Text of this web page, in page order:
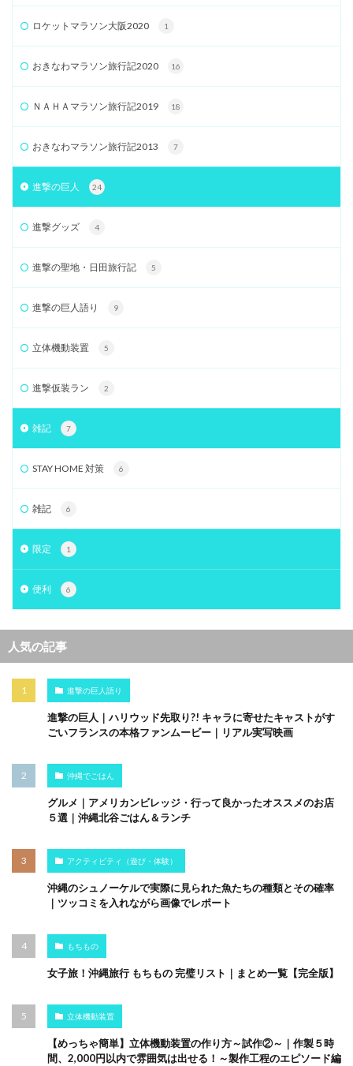
ロケットマラソン大阪2020 1
おきなわマラソン旅行記2020 16
ＮＡＨＡマラソン旅行記2019 18
おきなわマラソン旅行記2013 7
進撃の巨人 24
進撃グッズ 4
進撃の聖地・日田旅行記 5
進撃の巨人語り 9
立体機動装置 5
進撃仮装ラン 2
雑記 7
STAY HOME 対策 6
雑記 6
限定 1
便利 6
人気の記事
進撃の巨人語り
進撃の巨人｜ハリウッド先取り?! キャラに寄せたキャストがす
ごいフランスの本格ファンムービー｜リアル実写映画
沖縄でごはん
グルメ｜アメリカンビレッジ・行って良かったオススメのお店
５選｜沖縄北谷ごはん＆ランチ
アクティビティ（遊び・体験）
沖縄のシュノーケルで実際に見られた魚たちの種類とその確率
｜ツッコミを入れながら画像でレポート
もちもの
女子旅！沖縄旅行 もちもの 完璧リスト｜まとめ一覧【完全版】
立体機動装置
【めっちゃ簡単】立体機動装置の作り方～試作②～｜作製５時
間、2,000円以内で雰囲気は出せる！～製作工程のエピソード編